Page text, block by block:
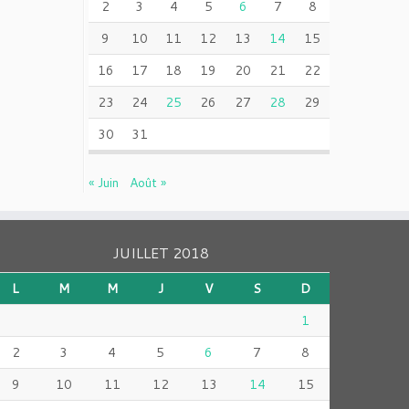
2 3 4 5 6 7
8
9
10 11 12 13 14
15
16
17 18 19 20 21
22
23
24 25 26 27 28
29
30
31
« Juin Août »
JUILLET 2018
L M M J V S
D
1
2
3 4 5 6 7
8
9
10 11 12 13 14
15